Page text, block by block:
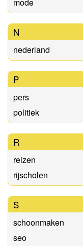
N
nederland
P
pers
politiek
R
reizen
rijscholen
S
schoonmaken
seo